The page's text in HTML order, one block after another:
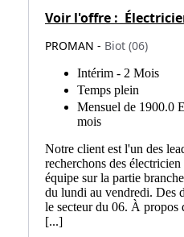
Voir l'offre :
PROMAN - Biot (06)
Intérim - 2 Mois
Temps plein
Mensuel de 1900.0
mois
Notre client est l'un des
recherchons des
équipe sur la partie
du lundi au vendredi. Des
le secteur du 06. À propos
[...]